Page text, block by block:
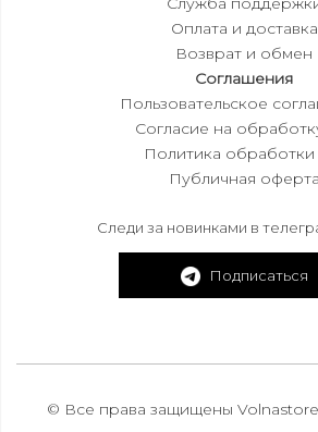
Оплата и доставка
Возврат и обмен
Соглашения
Пользовательское
Согласие на
Политика
Публичная оферта
Следи за новинками в
Подписаться
© Все права защищены